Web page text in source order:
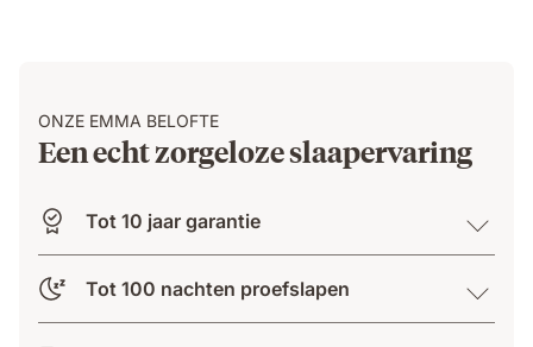
ONZE EMMA BELOFTE
Een echt zorgeloze slaapervaring
Tot 10 jaar garantie
Tot 100 nachten proefslapen